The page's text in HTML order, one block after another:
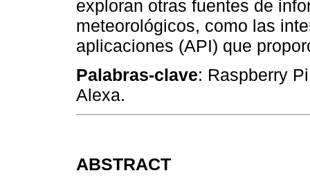
exploran otras fuentes de
meteorológicos, como las
aplicaciones (API) que
Palabras-clave: Raspberry
Alexa.
ABSTRACT